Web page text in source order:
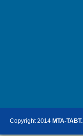
Copyright 2014 MTA-TABT.